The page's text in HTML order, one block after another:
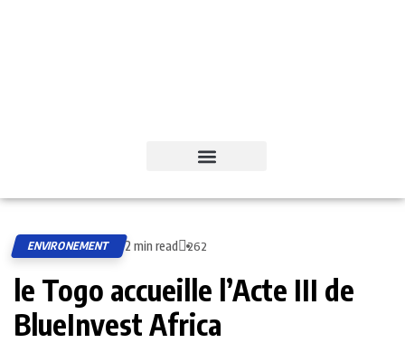
ENVIRONEMENT 2 min read 262
le Togo accueille l’Acte III de
BlueInvest Africa